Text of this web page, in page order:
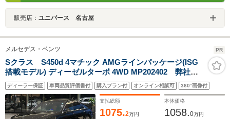
販売店： ユニバース 名古屋
メルセデス・ベンツ PR
Sクラス S450d 4マチック AMGラインパッケージ(ISG
搭載モデル) ディーゼルターボ 4WD MP202402 弊社下
取り/AMGライン/ワイヤレスチャージング/パノラミック
スライディングルーフ/電動シート(メモリ付)/アンビエン
トライト(64色)/ステアリングヒーター/リアアクスル/パフ
ュームアトマイザー/電動トランク
ディーラー保証 車両品質評価書付 購入プラン付 オンライン相談可 360°画像付
支払総額
1075.2万円
本体価格
1058.0万円